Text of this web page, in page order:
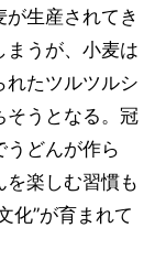
生産されてき
まうが、小麦は
れたツルツルシ
そうとなる。冠
どんが作ら
楽しむ習慣も
化”が育まれて